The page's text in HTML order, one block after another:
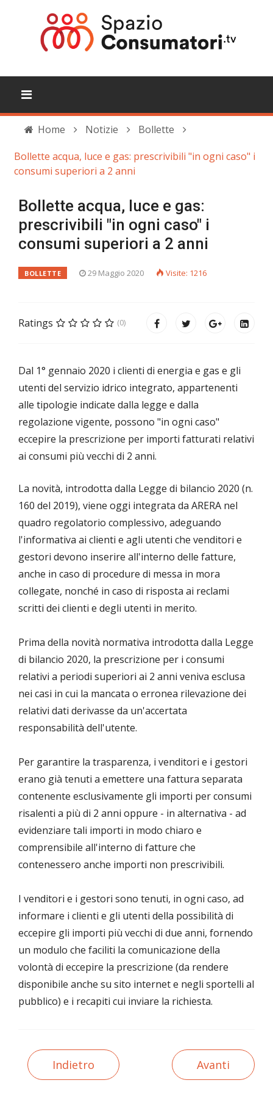
Home Notizie
Bollette
Bollette acqua, luce e gas: prescrivibili "in ogni caso" i
consumi superiori a 2 anni
Bollette acqua, luce e gas:
prescrivibili "in ogni caso" i
consumi superiori a 2 anni
BOLLETTE 29 Maggio 2020 Visite: 1216
Ratings (0)
Dal 1° gennaio 2020 i clienti di energia e gas e gli
utenti del servizio idrico integrato, appartenenti
alle tipologie indicate dalla legge e dalla
regolazione vigente, possono "in ogni caso"
eccepire la prescrizione per importi fatturati relativi
ai consumi più vecchi di 2 anni.
La novità, introdotta dalla Legge di bilancio 2020 (n.
160 del 2019), viene oggi integrata da ARERA nel
quadro regolatorio complessivo, adeguando
l'informativa ai clienti e agli utenti che venditori e
gestori devono inserire all'interno delle fatture,
anche in caso di procedure di messa in mora
collegate, nonché in caso di risposta ai reclami
scritti dei clienti e degli utenti in merito.
Prima della novità normativa introdotta dalla Legge
di bilancio 2020, la prescrizione per i consumi
relativi a periodi superiori ai 2 anni veniva esclusa
nei casi in cui la mancata o erronea rilevazione dei
relativi dati derivasse da un'accertata
responsabilità dell'utente.
Per garantire la trasparenza, i venditori e i gestori
erano già tenuti a emettere una fattura separata
contenente esclusivamente gli importi per consumi
risalenti a più di 2 anni oppure - in alternativa - ad
evidenziare tali importi in modo chiaro e
comprensibile all'interno di fatture che
contenessero anche importi non prescrivibili.
I venditori e i gestori sono tenuti, in ogni caso, ad
informare i clienti e gli utenti della possibilità di
eccepire gli importi più vecchi di due anni, fornendo
un modulo che faciliti la comunicazione della
volontà di eccepire la prescrizione (da rendere
disponibile anche su sito internet e negli sportelli al
pubblico) e i recapiti cui inviare la richiesta.
Indietro Avanti